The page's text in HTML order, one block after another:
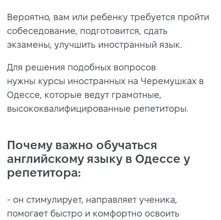
Вероятно, вам или ребенку требуется пройти
собеседование, подготовится, сдать
экзамены, улучшить иностранный язык.
Для решения подобных вопросов
нужны курсы иностранных на Черемушках в
Одессе, которые ведут грамотные,
высококвалифицированные репетиторы.
Почему важно обучаться
английскому языку в Одессе у
репетитора:
- он стимулирует, направляет ученика,
помогает быстро и комфортно освоить